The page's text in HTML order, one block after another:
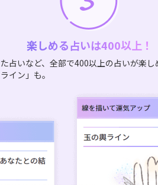
楽しめる占いは400以上！
占いなど、全部で400以上の占いが楽
イン」も。